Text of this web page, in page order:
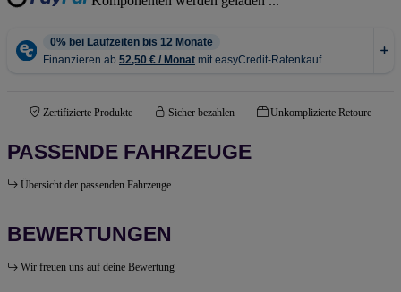
Loading...
Zertifizierte Produkte Sicher bezahlen Unkomplizierte Retoure
PASSENDE FAHRZEUGE
Übersicht der passenden Fahrzeuge
BEWERTUNGEN
Wir freuen uns auf deine Bewertung